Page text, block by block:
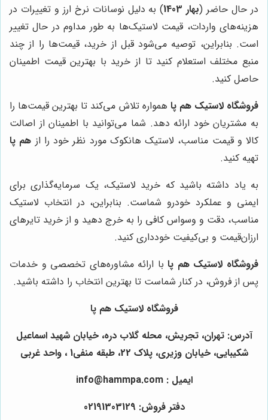
در حال حاضر (بهار 1403
) به دلیل نوسانات نرخ ارز و تغییرات در
هزینه‌های واردات، قیمت لاستیک‌ها به طور مداوم در حال تغییر
است. بنابراین، توصیه می‌شود قبل از خرید، قیمت‌ها را از چند
منبع مختلف استعلام کنید تا از خرید با بهترین قیمت اطمینان
حاصل کنید.
فروشگاه لاستیک هم پا همواره تلاش می‌کند تا بهترین قیمت‌ها را
به مشتریان خود ارائه دهد. شما می‌توانید با اطمینان از اصالت
کالا و قیمت مناسب، لاستیک هانکوک مورد نظر خود را از هم پا
تهیه کنید.
به یاد داشته باشید که خرید لاستیک، یک سرمایه‌گذاری برای
ایمنی و عملکرد خودرو شماست. بنابراین، در انتخاب لاستیک
مناسب، دقت و وسواس کافی را به خرج دهید و از خرید تایرهای
ارزان‌قیمت و بی‌کیفیت خودداری کنید.
فروشگاه لاستیک هم پابا ارائه مشاوره‌های تخصصی و خدمات
پس از فروش، در کنار شماست تا بهترین انتخاب را داشته باشید.
فروشگاه لاستیک هم پا
آدرس: تهران، تجریش، محله گلاب دره، خیابان شهید اسماعیل
شکیبایی، خیابان وزیری، پلاک 22، طبقه منفی1 ، واحد غربی
ایمیل : info@hammpa.com
دفتر فروش: 02191303129